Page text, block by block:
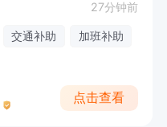
27分钟前
交通补助
加班补助
点击查看